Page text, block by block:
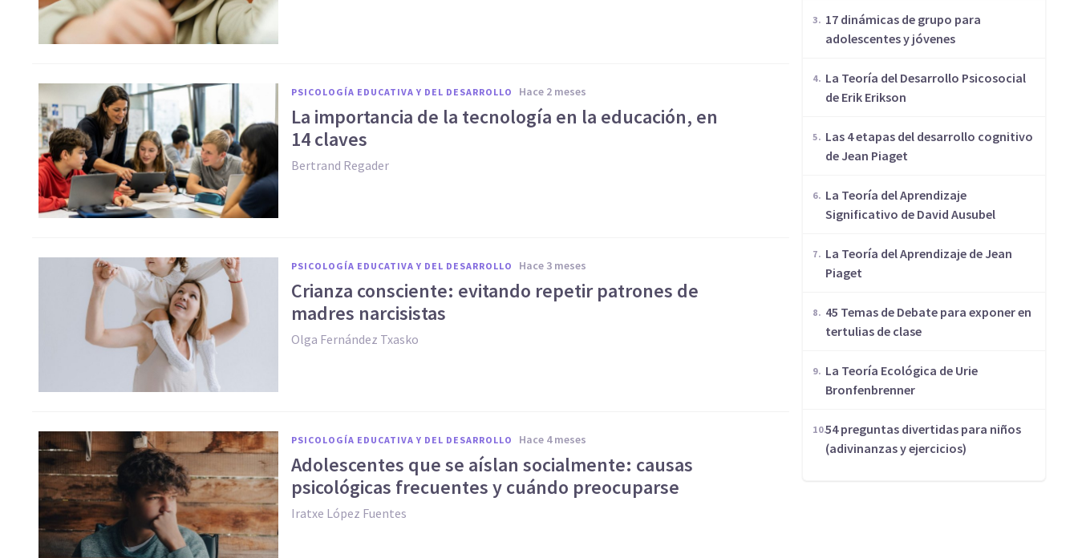
PSICOLOGÍA EDUCATIVA Y DEL DESARROLLO hace 2 meses
La importancia de la tecnología en la educación, en
14 claves
Bertrand Regader
PSICOLOGÍA EDUCATIVA Y DEL DESARROLLO hace 3 meses
Crianza consciente: evitando repetir patrones de
madres narcisistas
Olga Fernández Txasko
PSICOLOGÍA EDUCATIVA Y DEL DESARROLLO hace 4 meses
Adolescentes que se aíslan socialmente: causas
psicológicas frecuentes y cuándo preocuparse
Iratxe López Fuentes
17 dinámicas de grupo para
adolescentes y jóvenes
La Teoría del Desarrollo Psicosocial
de Erik Erikson
Las 4 etapas del desarrollo cognitivo
de Jean Piaget
La Teoría del Aprendizaje
Significativo de David Ausubel
La Teoría del Aprendizaje de Jean
Piaget
45 Temas de Debate para exponer en
tertulias de clase
La Teoría Ecológica de Urie
Bronfenbrenner
54 preguntas divertidas para niños
(adivinanzas y ejercicios)